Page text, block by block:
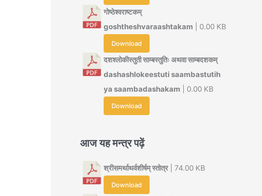
गोष्ठेश्वराष्टकम्
goshtheshvaraashtakam | 0.00 KB
Download
दशश्लोकीस्तुती साम्बस्तुतिः अथवा साम्बदशकम्
dashashlokeestuti saambastutih
ya saambadashakam | 0.00 KB
Download
आज यह मन्त्र पढ़ें
श्रीसमर्थाथर्वशीर्षम् स्तोत्र| 74.00 KB
Download